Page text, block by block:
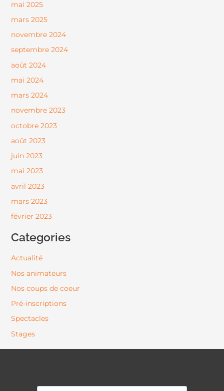
mai 2025
mars 2025
novembre 2024
septembre 2024
août 2024
mai 2024
mars 2024
novembre 2023
octobre 2023
août 2023
juin 2023
mai 2023
avril 2023
mars 2023
février 2023
Categories
Actualité
Nos animateurs
Nos coups de coeur
Pré-inscriptions
Spectacles
Stages